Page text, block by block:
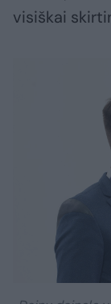
visiškai